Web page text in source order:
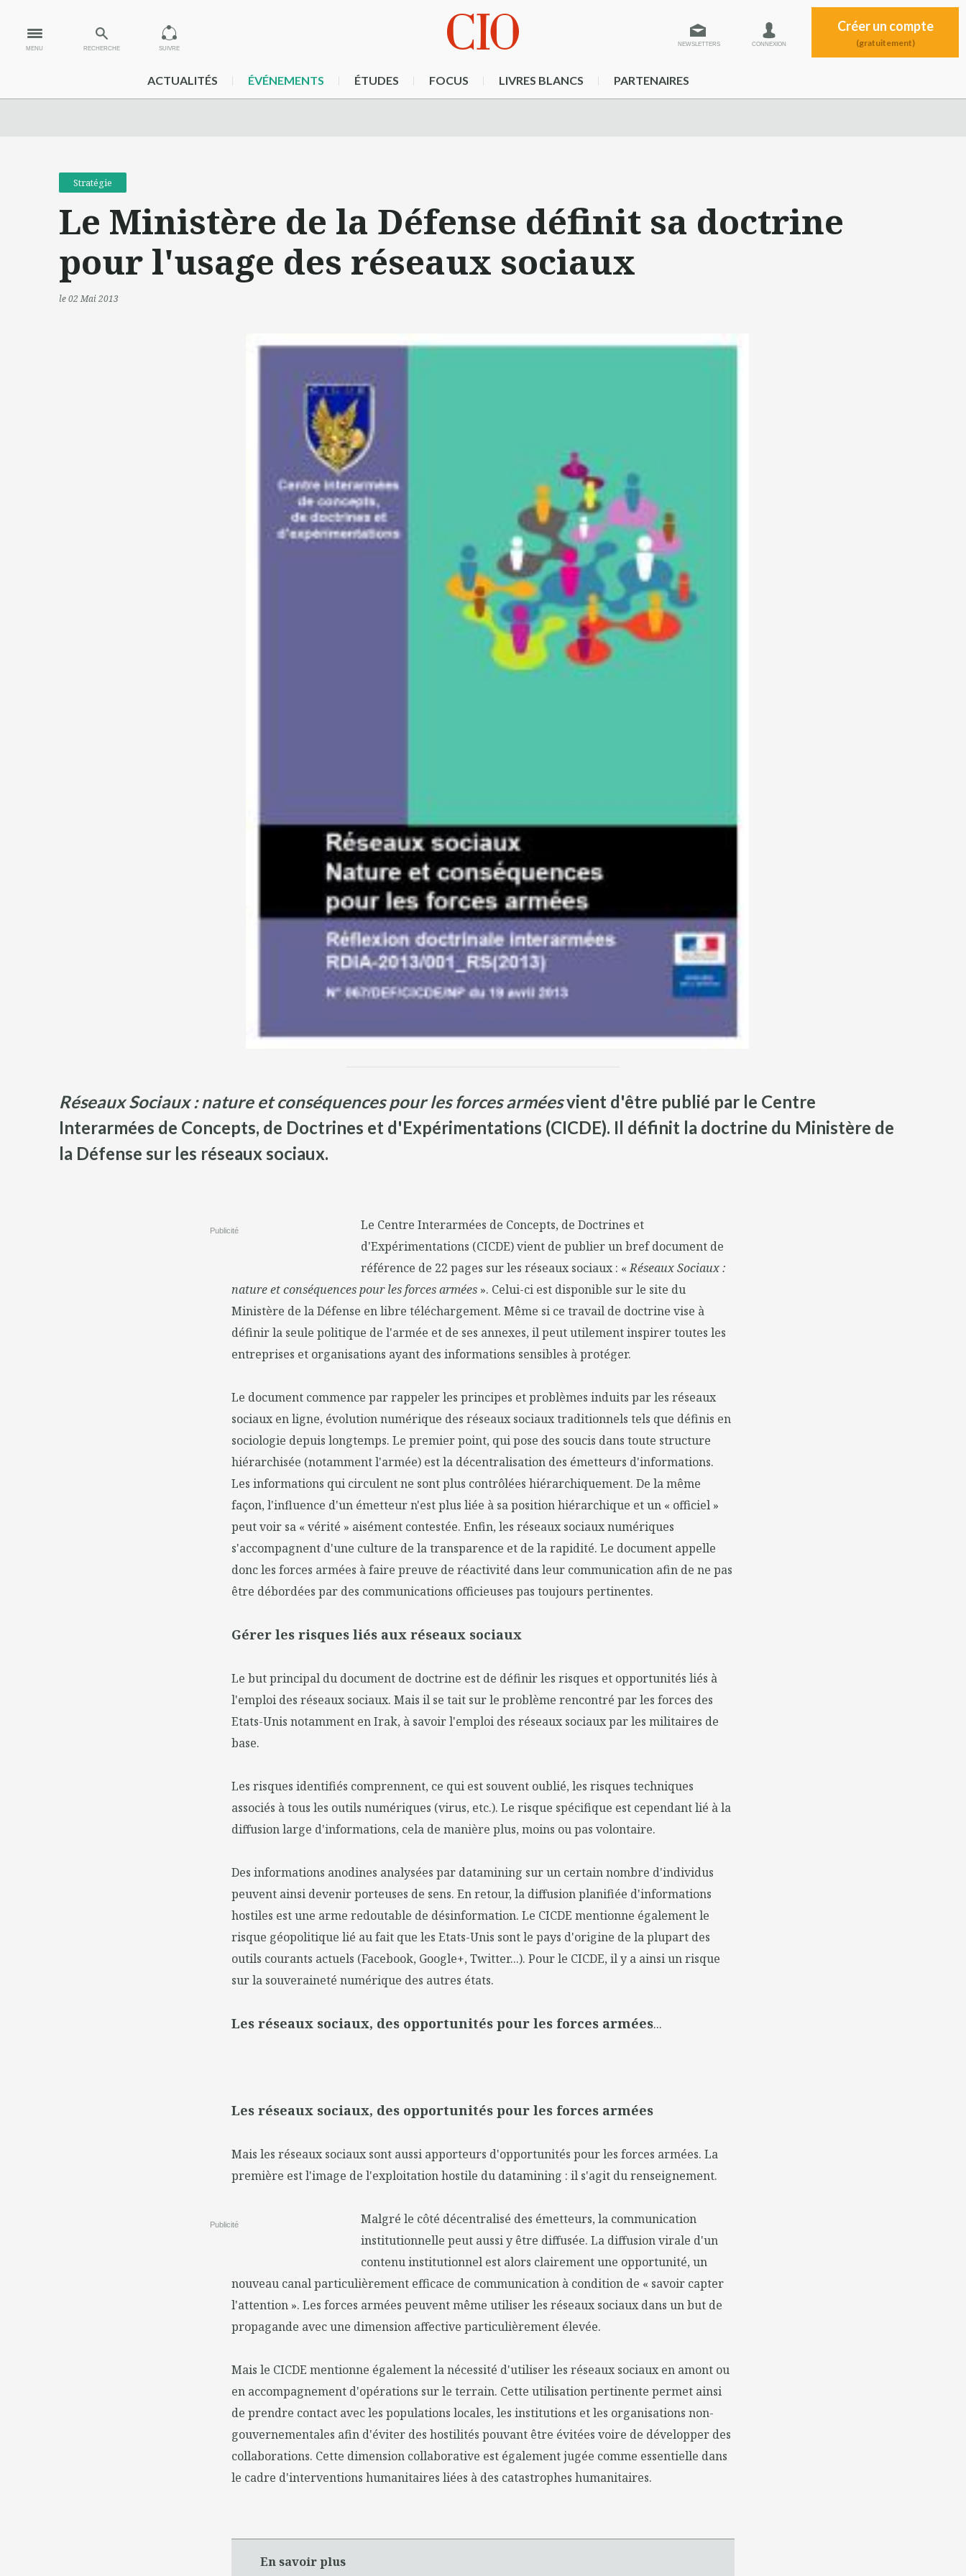
MENU RECHERCHE SUIVRE
NEWSLETTERS CONNEXION
Créer un compte
(gratuitement)
ACTUALITÉS ÉVÉNEMENTS ÉTUDES FOCUS LIVRES BLANCS PARTENAIRES
Stratégie
Le Ministère de la Défense définit sa doctrine
pour l'usage des réseaux sociaux
le 02 Mai 2013
Réseaux Sociaux : nature et conséquences pour les forces arméesvient d'être publié par le Centre
Interarmées de Concepts, de Doctrines et d'Expérimentations (CICDE). Il définit la doctrine du Ministère de
la Défense sur les réseaux sociaux.
Publicité
Le Centre Interarmées de Concepts, de Doctrines et
d'Expérimentations (CICDE) vient de publier un bref document de
référence de 22 pages sur les réseaux sociaux : «Réseaux Sociaux :
nature et conséquences pour les forces armées ». Celui-ci est disponible sur le site du
Ministère de la Défense en libre téléchargement. Même si ce travail de doctrine vise à
définir la seule politique de l'armée et de ses annexes, il peut utilement inspirer toutes les
entreprises et organisations ayant des informations sensibles à protéger.
Le document commence par rappeler les principes et problèmes induits par les réseaux
sociaux en ligne, évolution numérique des réseaux sociaux traditionnels tels que définis en
sociologie depuis longtemps. Le premier point, qui pose des soucis dans toute structure
hiérarchisée (notamment l'armée) est la décentralisation des émetteurs d'informations.
Les informations qui circulent ne sont plus contrôlées hiérarchiquement. De la même
façon, l'influence d'un émetteur n'est plus liée à sa position hiérarchique et un « officiel »
peut voir sa « vérité » aisément contestée. Enfin, les réseaux sociaux numériques
s'accompagnent d'une culture de la transparence et de la rapidité. Le document appelle
donc les forces armées à faire preuve de réactivité dans leur communication afin de ne pas
être débordées par des communications officieuses pas toujours pertinentes.
Gérer les risques liés aux réseaux sociaux
Le but principal du document de doctrine est de définir les risques et opportunités liés à
l'emploi des réseaux sociaux. Mais il se tait sur le problème rencontré par les forces des
Etats-Unis notamment en Irak, à savoir l'emploi des réseaux sociaux par les militaires de
base.
Les risques identifiés comprennent, ce qui est souvent oublié, les risques techniques
associés à tous les outils numériques (virus, etc.). Le risque spécifique est cependant lié à la
diffusion large d'informations, cela de manière plus, moins ou pas volontaire.
Des informations anodines analysées par datamining sur un certain nombre d'individus
peuvent ainsi devenir porteuses de sens. En retour, la diffusion planifiée d'informations
hostiles est une arme redoutable de désinformation. Le CICDE mentionne également le
risque géopolitique lié au fait que les Etats-Unis sont le pays d'origine de la plupart des
outils courants actuels (Facebook, Google+, Twitter...). Pour le CICDE, il y a ainsi un risque
sur la souveraineté numérique des autres états.
Les réseaux sociaux, des opportunités pour les forces armées...
Les réseaux sociaux, des opportunités pour les forces armées
Mais les réseaux sociaux sont aussi apporteurs d'opportunités pour les forces armées. La
première est l'image de l'exploitation hostile du datamining : il s'agit du renseignement.
Publicité
Malgré le côté décentralisé des émetteurs, la communication
institutionnelle peut aussi y être diffusée. La diffusion virale d'un
contenu institutionnel est alors clairement une opportunité, un
nouveau canal particulièrement efficace de communication à condition de « savoir capter
l'attention ». Les forces armées peuvent même utiliser les réseaux sociaux dans un but de
propagande avec une dimension affective particulièrement élevée.
Mais le CICDE mentionne également la nécessité d'utiliser les réseaux sociaux en amont ou
en accompagnement d'opérations sur le terrain. Cette utilisation pertinente permet ainsi
de prendre contact avec les populations locales, les institutions et les organisations non-
gouvernementales afin d'éviter des hostilités pouvant être évitées voire de développer des
collaborations. Cette dimension collaborative est également jugée comme essentielle dans
le cadre d'interventions humanitaires liées à des catastrophes humanitaires.
En savoir plus